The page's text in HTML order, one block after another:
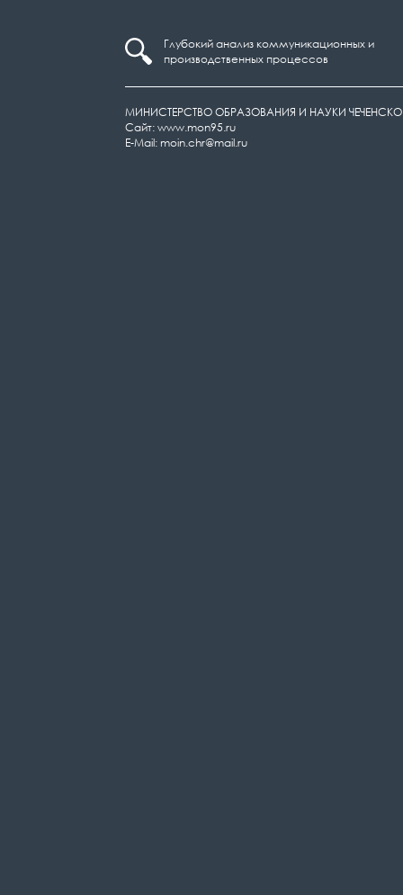
Глубокий анализ коммуникационных и
производственных процессов
МИНИСТЕРСТВО ОБРАЗОВАНИЯ И НАУКИ
Сайт: www.mon95.ru
E-Mail: moin.chr@mail.ru